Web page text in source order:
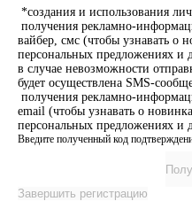
*создания и использования
получения рекламно-
вайбер, смс (чтобы узнавать о
персональных предложениях и
в случае невозможности
будет осуществлена SMS-
получения рекламно-
email (чтобы узнавать о
персональных предложениях и
Введите полученный код
Завершить регистрацию